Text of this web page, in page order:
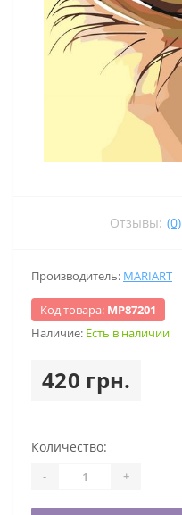
Отзывы: (0)
Производитель: MARIART
Код товара: МР87201
Наличие: Есть в наличии
420 грн.
Количество:
- +